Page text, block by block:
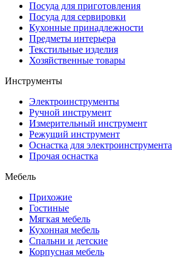
Посуда для приготовления
Посуда для сервировки
Кухонные принадлежности
Предметы интерьера
Текстильные изделия
Хозяйственные товары
Инструменты
Электроинструменты
Ручной инструмент
Измерительный инструмент
Режущий инструмент
Оснастка для электроинструмента
Прочая оснастка
Мебель
Прихожие
Гостиные
Мягкая мебель
Кухонная мебель
Спальни и детские
Корпусная мебель